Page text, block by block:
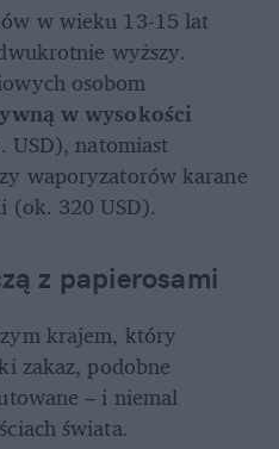
w wieku 13-15 lat
wyższy.
osobom
w wysokości
USD), natomiast
waporyzatorów karane
(ok. 320 USD).
z papierosami
krajem, który
zakaz, podobne
– i niemal
świata.